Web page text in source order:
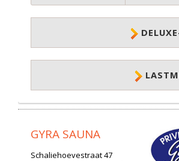
GYRA SAUNA
Schaliehoevestraat 47